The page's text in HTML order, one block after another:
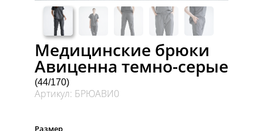
Медицинские брюки
Авиценна темно-серые
(44/170)
Артикул: БРЮАВИ0
Размер